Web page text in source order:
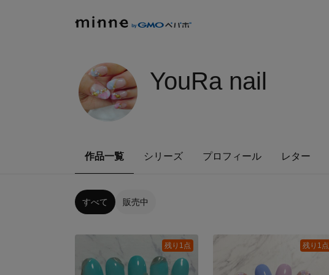
YouRa nail
作品一覧 シリーズ プロフィール レター
すべて 販売中
残り1点 残り1点